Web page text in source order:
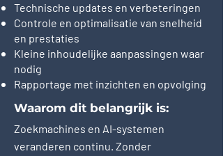
Technische updates en verbeteringen
Controle en optimalisatie van snelheid
en prestaties
Kleine inhoudelijke aanpassingen waar
nodig
Rapportage met inzichten en opvolging
Waarom dit belangrijk is:
Zoekmachines en AI-systemen
veranderen continu. Zonder